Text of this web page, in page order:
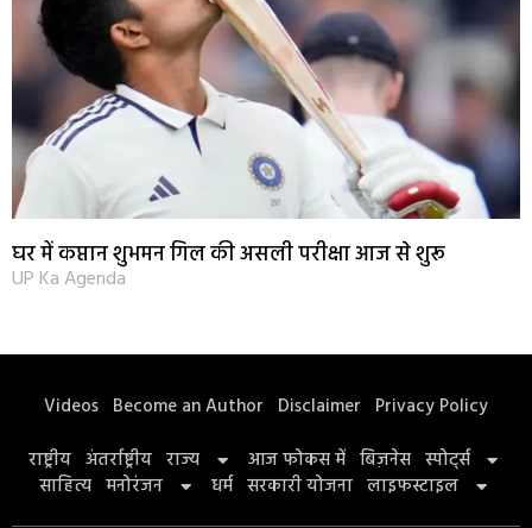
घर में कप्तान शुभमन गिल की असली परीक्षा आज से शुरू
UP Ka Agenda
Videos Become an Author Disclaimer Privacy Policy
राष्ट्रीय अंतर्राष्ट्रीय राज्य आज फोकस में बिज़नेस स्पोर्ट्स
साहित्य मनोरंजन धर्म सरकारी योजना लाइफस्टाइल